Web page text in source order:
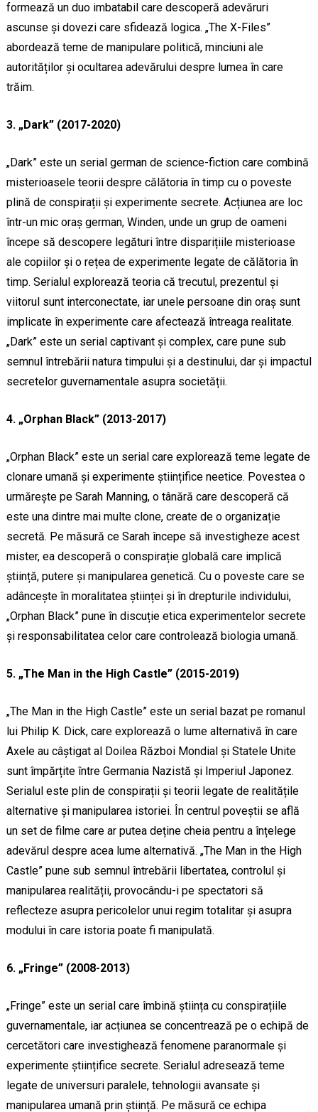
formează un duo imbatabil care descoperă adevăruri
ascunse și dovezi care sfidează logica. „The X-Files”
abordează teme de manipulare politică, minciuni ale
autorităților și ocultarea adevărului despre lumea în care
trăim.
3. „Dark” (2017-2020)
„Dark” este un serial german de science-fiction care combină
misterioasele teorii despre călătoria în timp cu o poveste
plină de conspirații și experimente secrete. Acțiunea are loc
într-un mic oraș german, Winden, unde un grup de oameni
începe să descopere legături între disparițiile misterioase
ale copiilor și o rețea de experimente legate de călătoria în
timp. Serialul explorează teoria că trecutul, prezentul și
viitorul sunt interconectate, iar unele persoane din oraș sunt
implicate în experimente care afectează întreaga realitate.
„Dark” este un serial captivant și complex, care pune sub
semnul întrebării natura timpului și a destinului, dar și impactul
secretelor guvernamentale asupra societății.
4. „Orphan Black” (2013-2017)
„Orphan Black” este un serial care explorează teme legate de
clonare umană și experimente științifice neetice. Povestea o
urmărește pe Sarah Manning, o tânără care descoperă că
este una dintre mai multe clone, create de o organizație
secretă. Pe măsură ce Sarah începe să investigheze acest
mister, ea descoperă o conspirație globală care implică
știință, putere și manipularea genetică. Cu o poveste care se
adâncește în moralitatea științei și în drepturile individului,
„Orphan Black” pune în discuție etica experimentelor secrete
și responsabilitatea celor care controlează biologia umană.
5. „The Man in the High Castle” (2015-2019)
„The Man in the High Castle” este un serial bazat pe romanul
lui Philip K. Dick, care explorează o lume alternativă în care
Axele au câștigat al Doilea Război Mondial și Statele Unite
sunt împărțite între Germania Nazistă și Imperiul Japonez.
Serialul este plin de conspirații și teorii legate de realitățile
alternative și manipularea istoriei. În centrul poveștii se află
un set de filme care ar putea deține cheia pentru a înțelege
adevărul despre acea lume alternativă. „The Man in the High
Castle” pune sub semnul întrebării libertatea, controlul și
manipularea realității, provocându-i pe spectatori să
reflecteze asupra pericolelor unui regim totalitar și asupra
modului în care istoria poate fi manipulată.
6. „Fringe” (2008-2013)
„Fringe” este un serial care îmbină știința cu conspirațiile
guvernamentale, iar acțiunea se concentrează pe o echipă de
cercetători care investighează fenomene paranormale și
experimente științifice secrete. Serialul adresează teme
legate de universuri paralele, tehnologii avansate și
manipularea umană prin știință. Pe măsură ce echipa